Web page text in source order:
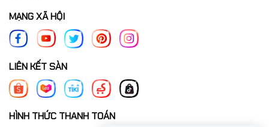
MẠNG XÃ HỘI
LIÊN KẾT SÀN
HÌNH THỨC THANH TOÁN